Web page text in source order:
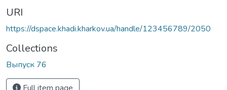
URI
https://dspace.khadi.kharkov.ua/handle/123456789/2050
Collections
Выпуск 76